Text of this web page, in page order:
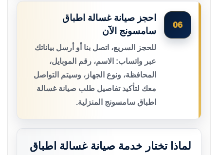
06
احجز صيانة غسالة اطباق
سامسونج الآن
للحجز السريع، اتصل بنا أو أرسل بياناتك
عبر واتساب: الاسم، رقم الموبايل،
المحافظة، ونوع الجهاز، وسيتم التواصل
معك لتأكيد تفاصيل طلب صيانة غسالة
اطباق سامسونج المنزلية.
لماذا تختار خدمة صيانة غسالة اطباق